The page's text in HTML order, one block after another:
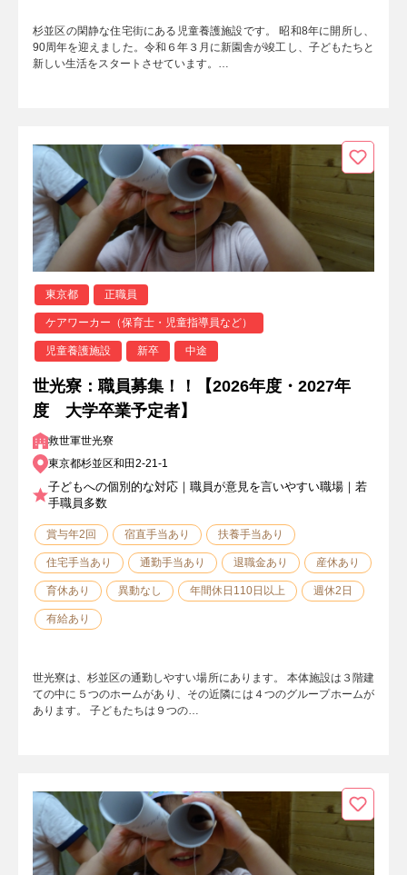
杉並区の閑静な住宅街にある児童養護施設です。 昭和8年に開所し、
90周年を迎えました。令和６年３月に新園舎が竣工し、子どもたちと
新しい生活をスタートさせています。…
東京都 正職員
ケアワーカー（保育士・児童指導員など）
児童養護施設 新卒 中途
世光寮：職員募集！！【2026年度・2027年
度 大学卒業予定者】
救世軍世光寮
東京都杉並区和田2-21-1
子どもへの個別的な対応｜職員が意見を言いやすい職場｜若
手職員多数
賞与年2回 宿直手当あり 扶養手当あり
住宅手当あり 通勤手当あり 退職金あり 産休あり
育休あり 異動なし 年間休日110日以上 週休2日
有給あり
世光寮は、杉並区の通勤しやすい場所にあります。 本体施設は３階建
ての中に５つのホームがあり、その近隣には４つのグループホームが
あります。 子どもたちは９つの…